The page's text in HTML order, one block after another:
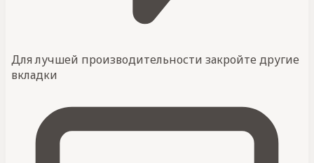
Для лучшей производительности закройте другие
вкладки